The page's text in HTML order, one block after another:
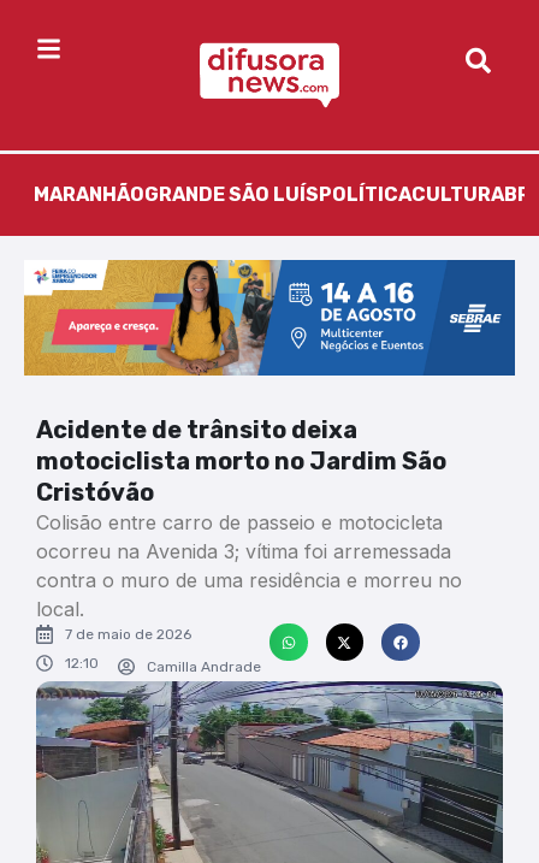
MARANHÃOGRANDE SÃO LUÍS POLÍTICACULTURA
Acidente de trânsito deixa
motociclista morto no Jardim São
Cristóvão
Colisão entre carro de passeio e motocicleta
ocorreu na Avenida 3; vítima foi arremessada
contra o muro de uma residência e morreu no
local.
7 de maio de 2026
12:10
Camilla Andrade